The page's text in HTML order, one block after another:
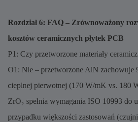
Rozdział 6: FAQ – Zrównoważony
kosztów ceramicznych płytek PCB
P1: Czy przetworzone materiały
O1: Nie – przetworzone AlN zachowuje
cieplnej pierwotnej (170 W/mK vs. 180
ZrO₂ spełnia wymagania ISO 10993 do
przypadku większości zastosowań